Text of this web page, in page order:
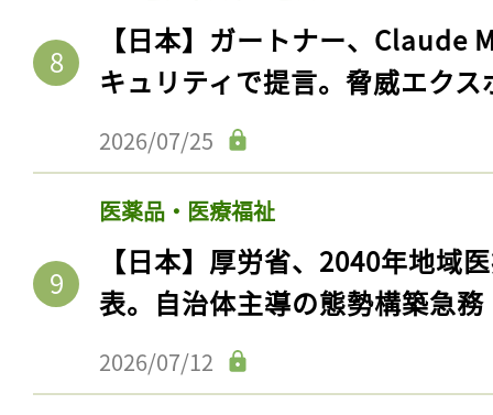
【日本】ガートナー、Claude
キュリティで提言。脅威エク
2026/07/25
医薬品・医療福祉
【日本】厚労省、2040年地域
表。自治体主導の態勢構築急務
2026/07/12